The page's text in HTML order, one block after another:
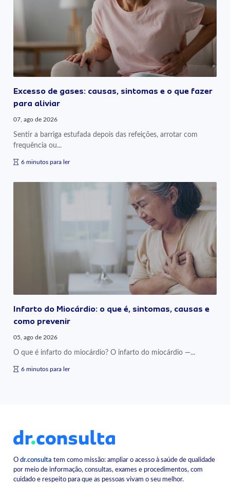
Excesso de gases: causas, sintomas e o que fazer
para aliviar
07, ago de 2026
Sentir a barriga estufada depois das refeições, arrotar com
frequência ou...
6 minutos para ler
Infarto do Miocárdio: o que é, sintomas, causas e
como prevenir
05, ago de 2026
O que é infarto do miocárdio? O infarto do miocárdio —...
6 minutos para ler
Odr.consulta tem como missão: ampliar o acesso à saúde de qualidade
por meio de informação, consultas, exames e procedimentos, com
cuidado e respeito para que as pessoas vivam o seu melhor.